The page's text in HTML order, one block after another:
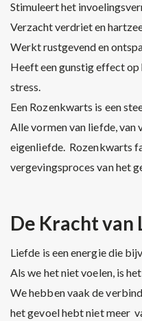
Stimuleert het
Verzacht verdriet en
Werkt rustgevend en
Heeft een gunstig effect
stress.
Een Rozenkwarts is een
Alle vormen van liefde,
eigenliefde. Rozenkwarts
vergevingsproces van het
De Kracht
Liefde is een energie die
Als we het niet voelen, is
We hebben vaak de
het gevoel hebt niet meer